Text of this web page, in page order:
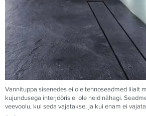
Vannituppa sisenedes ei ole tehnoseadmed liialt
kujundusega interjööris ei ole neid nähagi.
veevoolu, kui seda vajatakse, ja kui enam ei